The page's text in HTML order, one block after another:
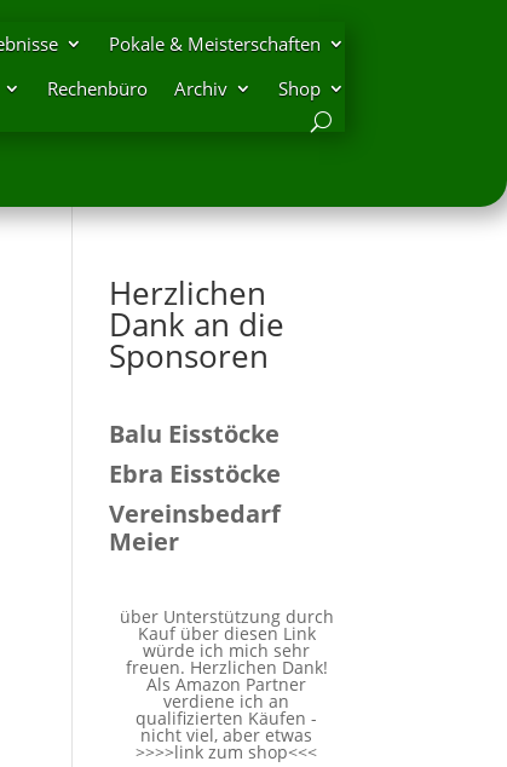
Pokale & Meisterschaften
Rechenbüro Archiv Shop
Herzlichen
Dank an die
Sponsoren
Balu Eisstöcke
Ebra Eisstöcke
Vereinsbedarf
Meier
über Unterstützung durch
Kauf über diesen Link
würde ich mich sehr
freuen. Herzlichen Dank!
Als Amazon Partner
verdiene ich an
qualifizierten Käufen -
nicht viel, aber etwas
>>>>link zum shop<<<